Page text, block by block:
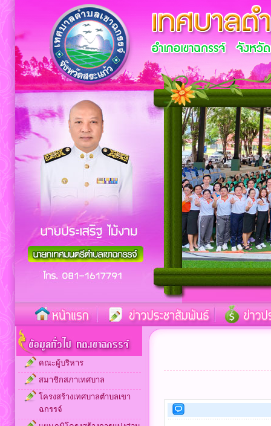
คณะผู้บริหาร
สมาชิกสภาเทศบาล
โครงสร้างเทศบาลตำบลเขา
ฉกรรจ์